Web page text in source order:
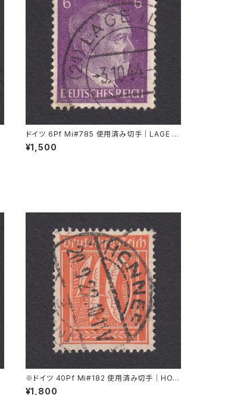
ドイツ 6Pf Mi#785 使用済み切手｜LAGE 3.
10.1944
¥1,500
※ドイツ 40Pf Mi#182 使用済み切手｜HON
NEF 20.9.1922
¥1,800